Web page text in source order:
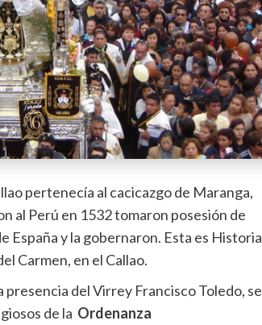
pertenecía al cacicazgo de Maranga,
al Perú en 1532 tomaron posesión de
España y la gobernaron. Esta es Historia
Carmen, en el Callao.
presencia del Virrey Francisco Toledo, se
de la Ordenanza